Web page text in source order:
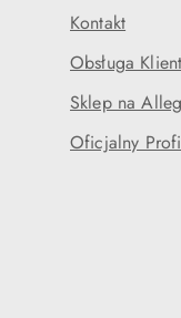
Kontakt
Obsługa
Sklep na
Oficjalny